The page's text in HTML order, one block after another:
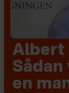
Albert
Sådan
en